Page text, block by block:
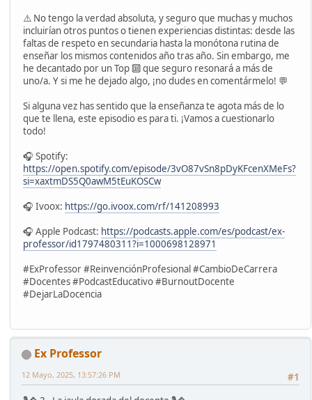
⚠️ No tengo la verdad absoluta, y seguro que muchas y muchos
incluirían otros puntos o tienen experiencias distintas: desde las
faltas de respeto en secundaria hasta la monótona rutina de
enseñar los mismos contenidos año tras año. Sin embargo, me
he decantado por un Top 🔟 que seguro resonará a más de
uno/a. Y si me he dejado algo, ¡no dudes en comentármelo! 💬
Si alguna vez has sentido que la enseñanza te agota más de lo
que te llena, este episodio es para ti. ¡Vamos a cuestionarlo
todo!
🎧 Spotify:
https://open.spotify.com/episode/3vO87vSn8pDyKFcenXMeFs?
si=xaxtmDS5Q0awM5tEuKOSCw
🎧 Ivoox: https://go.ivoox.com/rf/141208993
🎧 Apple Podcast: https://podcasts.apple.com/es/podcast/ex-
professor/id1797480311?i=1000698128971
#ExProfessor #ReinvenciónProfesional #CambioDeCarrera
#Docentes #PodcastEducativo #BurnoutDocente
#DejarLaDocencia
Ex Professor
#1
12 Mayo, 2025, 13:57:26 PM